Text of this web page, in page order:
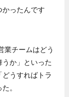
ったんです
チームはどう
か」といった
うすればトラ
。